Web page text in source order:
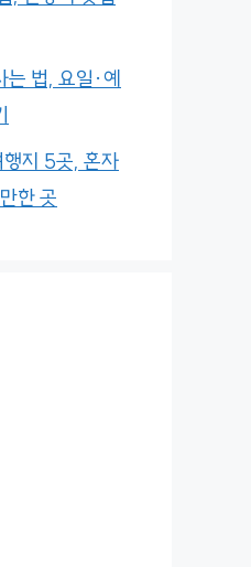
법, 요일·예
지 5곳, 혼자
한 곳